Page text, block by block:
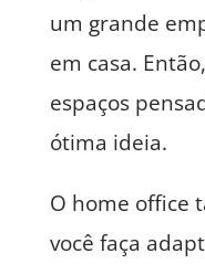
um grande
em casa.
espaços
ótima ideia.
O home office
você faça